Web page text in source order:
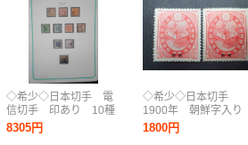
◇希少◇日本切手 電
信切手 印あり 10種
完◇
8305円
◇希少◇日本切手
1900年 朝鮮字入り
東宮ご婚儀 未使用
バラ計2枚◇
1800円